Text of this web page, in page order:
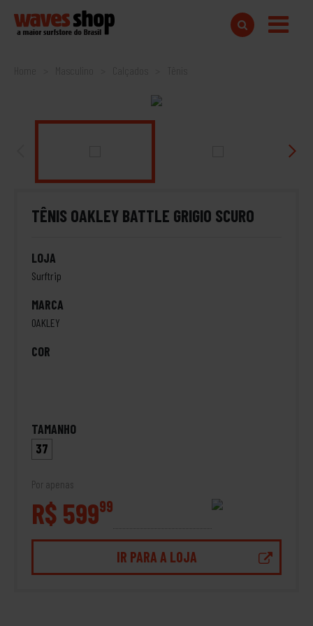
Home
TÊNIS OAKLEY BATTLE GRIGIO SCURO
LOJA
Surftrip
MARCA
OAKLEY
COR
TAMANHO
37
Por apenas
R$ 59999
IR PARA A LOJA